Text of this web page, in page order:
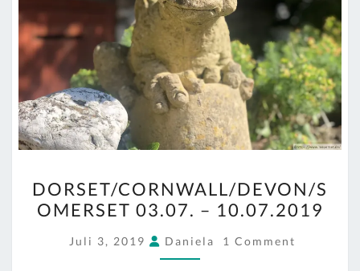
03.07.
–
10.07.2019
DORSET/CORNWALL/DEVON/S
OMERSET 03.07. – 10.07.2019
Juli 3, 2019 Daniela COMMENTS
1 Comment